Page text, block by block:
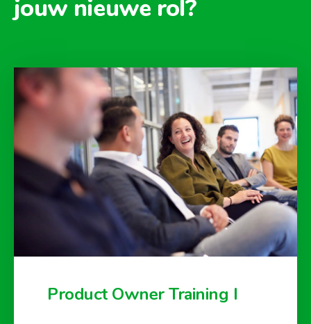
jouw nieuwe rol?
Product Owner Training I